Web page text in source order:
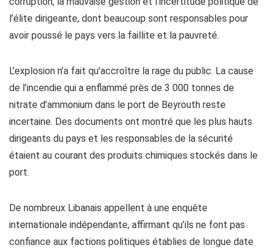
l’élite dirigeante, dont beaucoup sont responsables pour
avoir poussé le pays vers la faillite et la pauvreté.
L’explosion n’a fait qu’accroître la rage du public. La cause
de l’incendie qui a enflammé près de 3 000 tonnes de
nitrate d’ammonium dans le port de Beyrouth reste
incertaine. Des documents ont montré que les plus hauts
dirigeants du pays et les responsables de la sécurité
étaient au courant des produits chimiques stockés dans le
port.
De nombreux Libanais appellent à une enquête
internationale indépendante, affirmant qu’ils ne font pas
confiance aux factions politiques établies de longue date